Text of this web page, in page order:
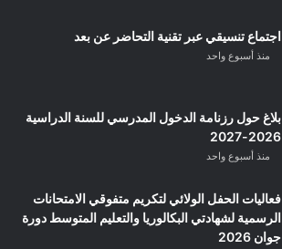
اجتماع تنسيقي عبر تقنية التحاضر عن بعد
منذ أسبوع واحد
بلاغ حول رزنامة الدخول المدرسي للسنة الدراسية
2026-2027
منذ أسبوع واحد
فعاليات الحفل الولائي لتكريم متفوقي الامتحانات
الرسمية لشهادتي البكالوريا والتعليم المتوسط دورة
جوان 2026